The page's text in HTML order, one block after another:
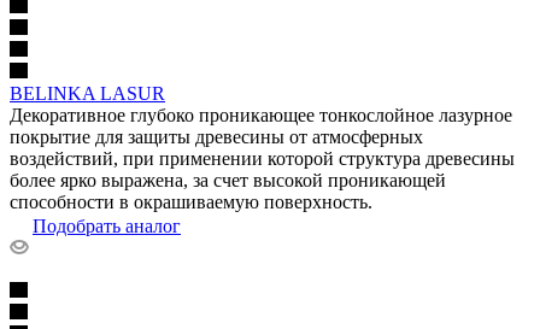
BELINKA LASUR
Декоративное глубоко проникающее тонкослойное лазурное
покрытие для защиты древесины от атмосферных
воздействий, при применении которой структура древесины
более ярко выражена, за счет высокой проникающей
способности в окрашиваемую поверхность.
Подобрать аналог